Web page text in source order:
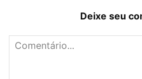
Deixe seu